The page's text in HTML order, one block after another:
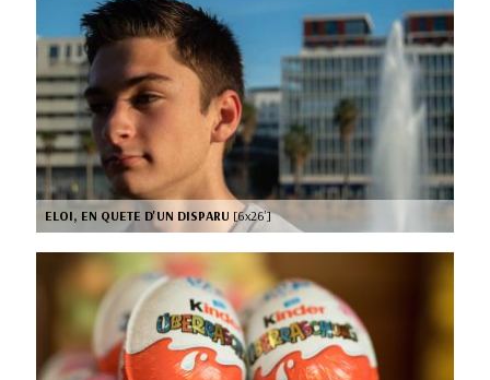
ELOI, EN QUETE D'UN DISPARU [6x26’]